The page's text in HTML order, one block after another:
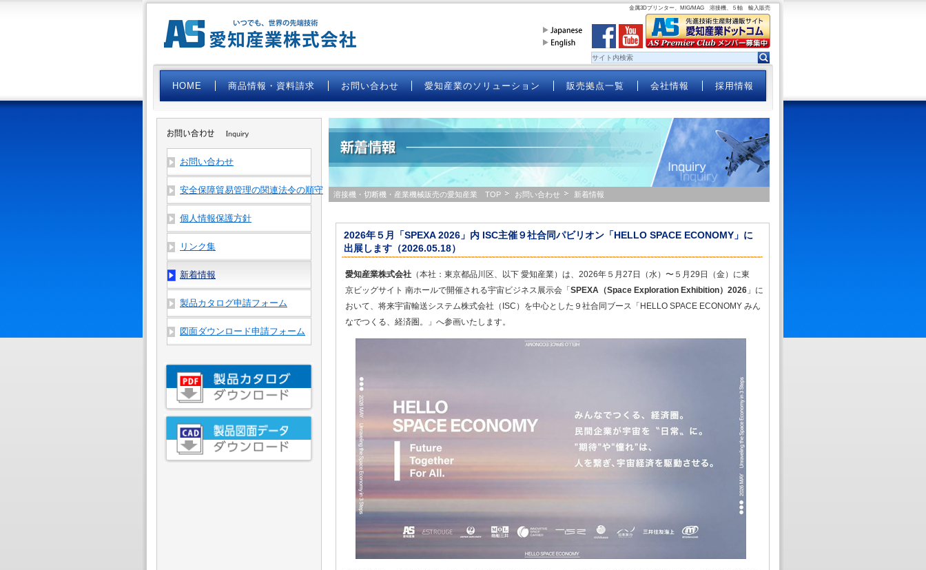
金属3Dプリンター、MIG/MAG 溶接機、５軸 輸入販売
HOME 商品情報・資料請求 お問い合わせ 愛知産業のソリューション 販売拠点一覧 会社情報 採用情報
溶接機・切断機・産業機械販売の愛知産業 TOP お問い合わせ 新着情報
2026年５月「SPEXA 2026」内 ISC主催９社合同パビリオン「HELLO SPACE ECONOMY」に
出展します（2026.05.18）
愛知産業株式会社 （本社：東京都品川区、以下 愛知産業）は、2026年５月27日（水）〜５月29日（金）に東
京ビッグサイト 南ホールで開催される宇宙ビジネス展示会「 SPEXA（Space Exploration Exhibition）2026 」に
おいて、将来宇宙輸送システム株式会社（ISC）を中心とした９社合同ブース「HELLO SPACE ECONOMY みん
なでつくる、経済圏。」へ参画いたします。
お問い合わせ
安全保障貿易管理の関連法令の順守
個人情報保護方針
リンク集
新着情報
製品カタログ申請フォーム
図面ダウンロード申請フォーム